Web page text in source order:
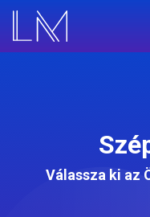
Válassza ki az